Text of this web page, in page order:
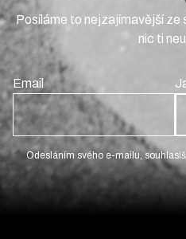
Posíláme to nejzajímavější ze
nic ti
Email
Odesláním svého e-mailu,